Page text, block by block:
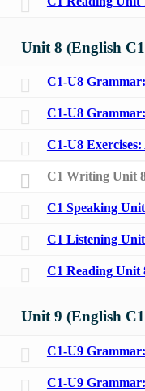
Unit 8 (English
C1-U8
C1-U8
C1-U8
C1 Writing Unit
C1 Speaking
C1 Listening
C1 Reading Unit
Unit 9 (English
C1-U9
C1-U9